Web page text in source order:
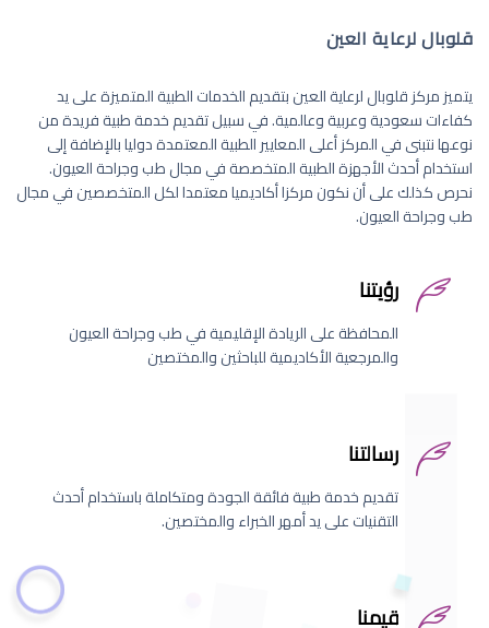
قلوبال لرعاية العين
يتميز مركز قلوبال لرعاية العين بتقديم الخدمات الطبية المتميزة على يد
كفاءات سعودية وعربية وعالمية. في سبيل تقديم خدمة طبية فريدة من
نوعها نتبنى في المركز أعلى المعايير الطبية المعتمدة دوليا بالإضافة إلى
استخدام أحدث الأجهزة الطبية المتخصصة في مجال طب وجراحة العيون.
نحرص كذلك على أن نكون مركزا أكاديميا معتمدا لكل المتخصصين في مجال
طب وجراحة العيون.
رؤيتنا
المحافظة على الريادة الإقليمية في طب وجراحة العيون
والمرجعية الأكاديمية للباحثين والمختصين
رسالتنا
تقديم خدمة طبية فائقة الجودة ومتكاملة باستخدام أحدث
التقنيات على يد أمهر الخبراء والمختصين.
قيمنا